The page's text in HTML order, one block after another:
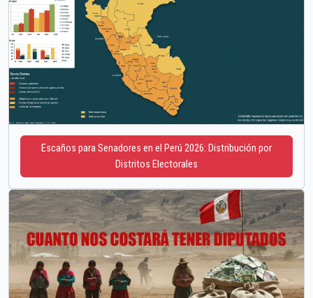
Escaños para Senadores en el Perú 2026: Distribución por
Distritos Electorales